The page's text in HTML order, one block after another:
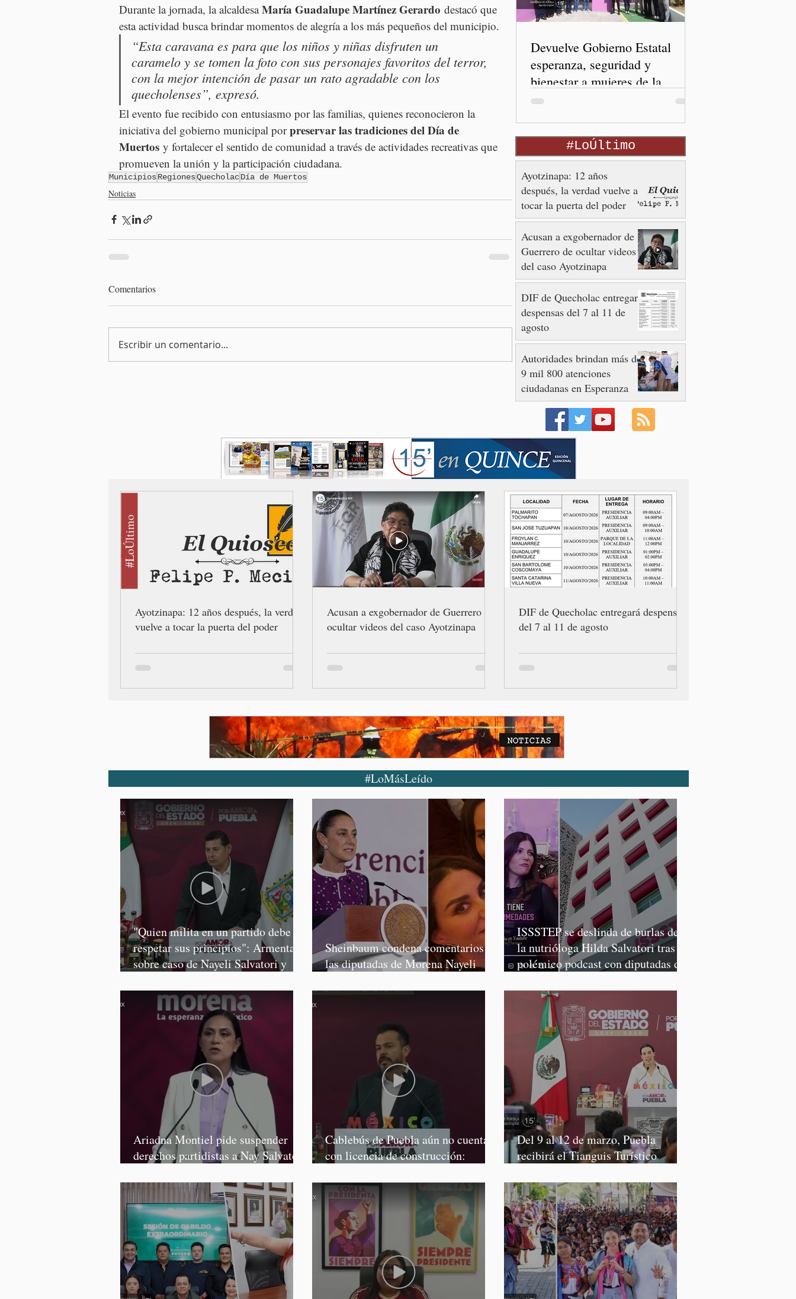
Durante la jornada, la alcaldesa María Guadalupe Martínez Gerardo destacó que
esta actividad busca brindar momentos de alegría a los más pequeños del municipio.
“Esta caravana es para que los niños y niñas disfruten un
caramelo y se tomen la foto con sus personajes favoritos del terror,
con la mejor intención de pasar un rato agradable con los
quecholenses”, expresó.
El evento fue recibido con entusiasmo por las familias, quienes reconocieron la
iniciativa del gobierno municipal por preservar las tradiciones del Día de
Muertos y fortalecer el sentido de comunidad a través de actividades recreativas que
promueven la unión y la participación ciudadana.
MunicipiosRegionesQuecholacDía de Muertos
Noticias
Comentarios
Escribir un comentario...
Devuelve Gobierno Estatal
esperanza, seguridad y
bienestar a mujeres de la
periferia urbana
#LoÚltimo
Ayotzinapa: 12 años
después, la verdad vuelve a
tocar la puerta del poder
Acusan a exgobernador de
Guerrero de ocultar videos
del caso Ayotzinapa
DIF de Quecholac entregará
despensas del 7 al 11 de
agosto
Autoridades brindan más de
9 mil 800 atenciones
ciudadanas en Esperanza
Ayotzinapa: 12 años después, la verdad
vuelve a tocar la puerta del poder
Acusan a exgobernador de Guerrero de
ocultar videos del caso Ayotzinapa
DIF de Quecholac entregará despensas
del 7 al 11 de agosto
#LoÚltimo
#LoMásLeído
"Quien milita en un partido debe
respetar sus principios": Armenta,
sobre caso de Nayeli Salvatori y
Sheinbaum condena comentarios de
las diputadas de Morena Nayeli
ISSSTEP se deslinda de burlas de
la nutrióloga Hilda Salvatori tras
polémico podcast con diputadas de
Ariadna Montiel pide suspender
derechos partidistas a Nay Salvatori
Cablebús de Puebla aún no cuenta
con licencia de construcción:
Del 9 al 12 de marzo, Puebla
recibirá el Tianguis Turístico